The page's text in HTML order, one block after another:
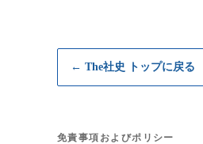
← The社史 トップに戻る
免責事項およびポリシー